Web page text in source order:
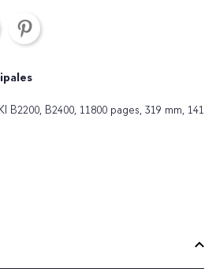
B2200, B2400, 11800 pages, 319 mm, 141